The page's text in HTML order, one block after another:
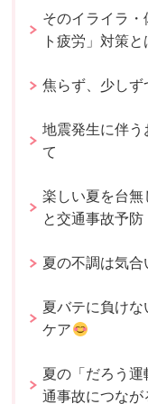
そのイライラ
ト疲労」対策と
焦らず、少し
地震発生に伴
て
楽しい夏を台無
と交通事故予防
夏の不調は気
夏バテに負け
ケア
夏の「だろう
通事故につなが